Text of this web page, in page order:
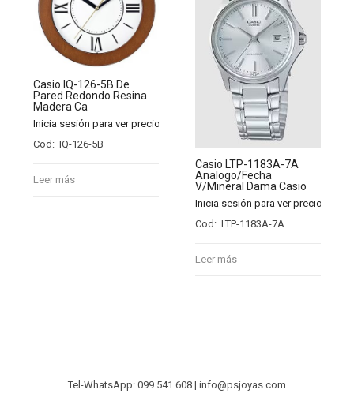
Casio IQ-126-5B De
Pared Redondo Resina
Madera Ca
Inicia sesión para ver precios
Cod: IQ-126-5B
Leer más
Casio LTP-1183A-7A
Analogo/Fecha
V/Mineral Dama Casio
Inicia sesión para ver precios
Cod: LTP-1183A-7A
Leer más
Tel-WhatsApp: 099 541 608 | info@psjoyas.com
Acceso a Mayoristas